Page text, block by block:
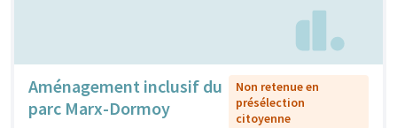
Aménagement inclusif du
parc Marx-Dormoy
Non retenue en
présélection
citoyenne